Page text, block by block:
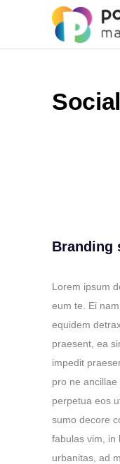
Branding
Lorem ipsum
eum te. Ei
equidem
praesent, ea
impedit
pro ne
perpetua eos
sumo decore
fabulas vim, in
urbanitas, ad